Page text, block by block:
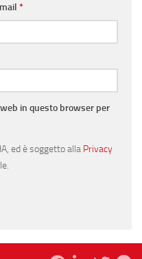
*
in questo browser per
ed è soggetto alla Privacy